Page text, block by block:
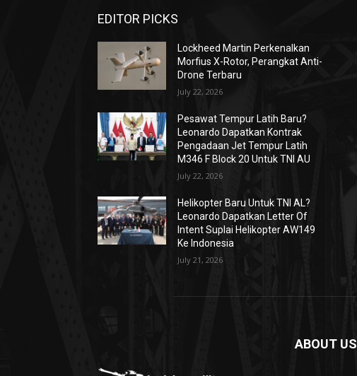
EDITOR PICKS
Lockheed Martin Perkenalkan
Morfius X-Rotor, Perangkat Anti-
Drone Terbaru
July 22, 2026
Pesawat Tempur Latih Baru?
Leonardo Dapatkan Kontrak
Pengadaan Jet Tempur Latih
M346 F Block 20 Untuk TNI AU
July 22, 2026
Helikopter Baru Untuk TNI AL?
Leonardo Dapatkan Letter Of
Intent Suplai Helikopter AW149
Ke Indonesia
July 21, 2026
ABOUT US